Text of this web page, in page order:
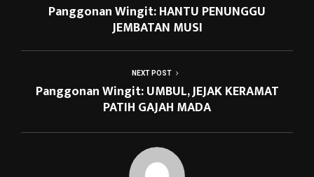
Panggonan Wingit: HANTU PENUNGGU
JEMBATAN MUSI
NEXT POST
Panggonan Wingit: UMBUL, JEJAK KERAMAT
PATIH GAJAH MADA